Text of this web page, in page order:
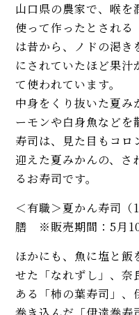
山口県の農家で、喉を
使って作ったとされる
は昔から、ノドの渇き
にされていたほど果
て使われています。
中身をくり抜いた夏み
ーモンや白身魚などを
寿司は、見た目もコロ
迎えた夏みかんの、さ
るお寿司です。
＜有職＞夏かん寿司
膳 ※販売期間：5月
ほかにも、魚に塩と飯
せた「なれずし」、奈
ある「柿の葉寿司」